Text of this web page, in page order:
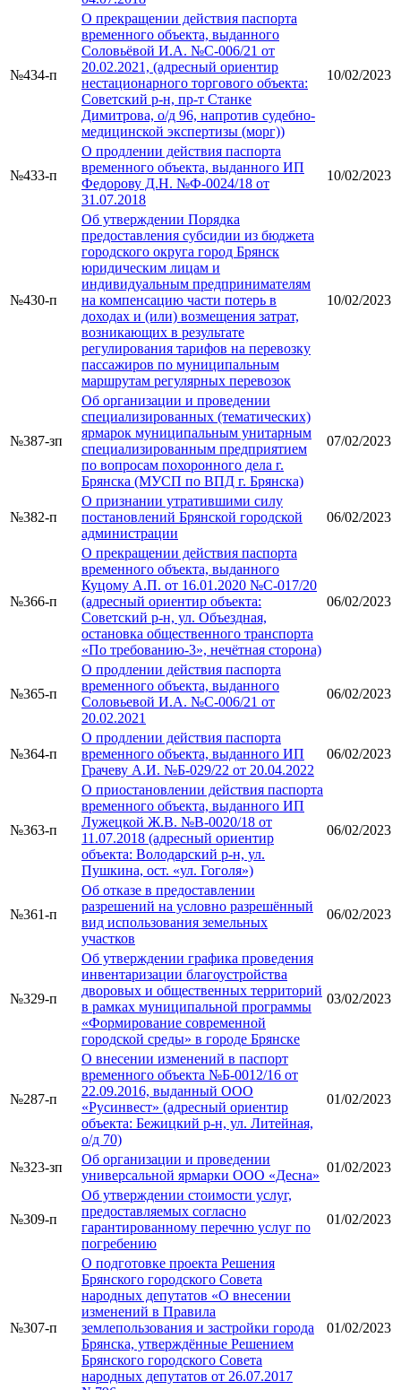
№434-п
О прекращении действия паспорта
временного объекта, выданного
Соловьёвой И.А. №С-006/21 от
20.02.2021, (адресный ориентир
нестационарного торгового объекта:
Советский р-н, пр-т Станке
Димитрова, о/д 96, напротив судебно-
медицинской экспертизы (морг))
10/02/2023
№433-п
О продлении действия паспорта
временного объекта, выданного ИП
Федорову Д.Н. №Ф-0024/18 от
31.07.2018
10/02/2023
№430-п
Об утверждении Порядка
предоставления субсидии из бюджета
городского округа город Брянск
юридическим лицам и
индивидуальным предпринимателям
на компенсацию части потерь в
доходах и (или) возмещения затрат,
возникающих в результате
регулирования тарифов на перевозку
пассажиров по муниципальным
маршрутам регулярных перевозок
10/02/2023
№387-зп
Об организации и проведении
специализированных (тематических)
ярмарок муниципальным унитарным
специализированным предприятием
по вопросам похоронного дела г.
Брянска (МУСП по ВПД г. Брянска)
07/02/2023
№382-п
О признании утратившими силу
постановлений Брянской городской
администрации
06/02/2023
№366-п
О прекращении действия паспорта
временного объекта, выданного
Куцому А.П. от 16.01.2020 №С-017/20
(адресный ориентир объекта:
Советский р-н, ул. Объездная,
остановка общественного транспорта
«По требованию-3», нечётная сторона)
06/02/2023
№365-п
О продлении действия паспорта
временного объекта, выданного
Соловьевой И.А. №С-006/21 от
20.02.2021
06/02/2023
№364-п
О продлении действия паспорта
временного объекта, выданного ИП
Грачеву А.И. №Б-029/22 от 20.04.2022
06/02/2023
№363-п
О приостановлении действия паспорта
временного объекта, выданного ИП
Лужецкой Ж.В. №В-0020/18 от
11.07.2018 (адресный ориентир
объекта: Володарский р-н, ул.
Пушкина, ост. «ул. Гоголя»)
06/02/2023
№361-п
Об отказе в предоставлении
разрешений на условно разрешённый
вид использования земельных
участков
06/02/2023
№329-п
Об утверждении графика проведения
инвентаризации благоустройства
дворовых и общественных территорий
в рамках муниципальной программы
«Формирование современной
городской среды» в городе Брянске
03/02/2023
№287-п
О внесении изменений в паспорт
временного объекта №Б-0012/16 от
22.09.2016, выданный ООО
«Русинвест» (адресный ориентир
объекта: Бежицкий р-н, ул. Литейная,
о/д 70)
01/02/2023
№323-зп
Об организации и проведении
универсальной ярмарки ООО «Десна»
01/02/2023
№309-п
Об утверждении стоимости услуг,
предоставляемых согласно
гарантированному перечню услуг по
погребению
01/02/2023
№307-п
О подготовке проекта Решения
Брянского городского Совета
народных депутатов «О внесении
изменений в Правила
землепользования и застройки города
Брянска, утверждённые Решением
Брянского городского Совета
народных депутатов от 26.07.2017
01/02/2023